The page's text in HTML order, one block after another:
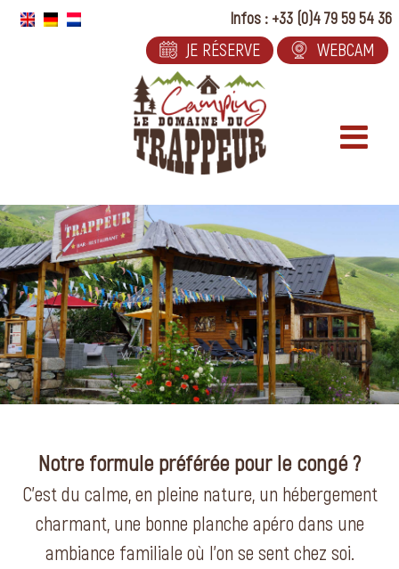
Passer
Infos : +33 (0)4 79 59 54 36
JE RÉSERVE WEBCAM
Notre formule préférée pour le congé ?
C’est du calme, en pleine nature, un hébergement
charmant, une bonne planche apéro dans une
ambiance familiale où l’on se sent chez soi.